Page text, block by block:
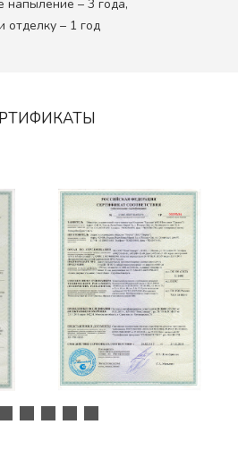
напыление – 3 года,
отделку – 1 год